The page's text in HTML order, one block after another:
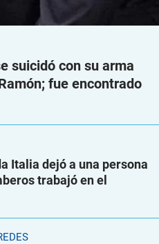
suicidó con su arma
fue encontrado
Italia dejó a una persona
trabajó en el